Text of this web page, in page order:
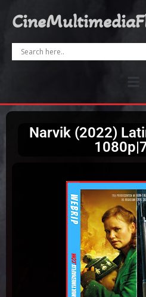
Narvik (2022)